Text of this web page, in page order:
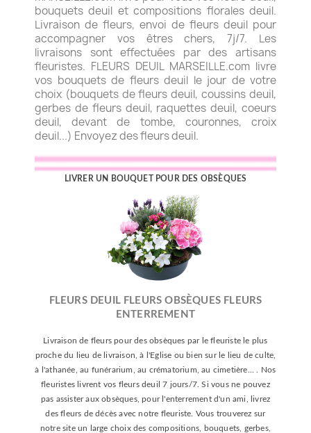
bouquets deuil et compositions florales deuil.
Livraison de fleurs, envoi de fleurs deuil pour
accompagner vos êtres chers, 7j/7. Les
livraisons sont effectuées par des artisans
fleuristes. FLEURS DEUIL MARSEILLE.com livre
vos bouquets de fleurs deuil le jour de votre
choix (bouquets de fleurs deuil, coussins deuil,
gerbes de fleurs deuil, raquettes deuil, coeurs
deuil, devant de tombe, couronnes, croix
deuil...) Envoyez des fleurs deuil.
LIVRER UN BOUQUET POUR DES OBSÈQUES
FLEURS DEUIL FLEURS OBSÈQUES FLEURS
ENTERREMENT
Livraison de fleurs pour des obsèques par le fleuriste le plus
proche du lieu de livraison, à l'Eglise ou bien sur le lieu de culte,
à l'athanée, au funérarium, au crématorium, au cimetière... . Nos
fleuristes livrent vos fleurs deuil 7 jours/7. Si vous ne pouvez
pas assister aux obsèques, pour l'enterrement d'un ami, livrez
des fleurs de décès avec notre fleuriste. Vous trouverez sur
notre site un large choix des compositions, bouquets, gerbes,